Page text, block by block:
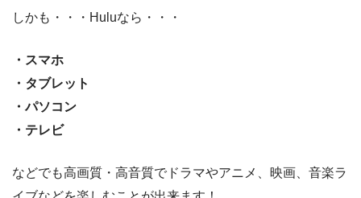
しかも・・・Huluなら・・・
・スマホ
・タブレット
・パソコン
・テレビ
などでも高画質・高音質でドラマやアニメ、映画、音楽ラ